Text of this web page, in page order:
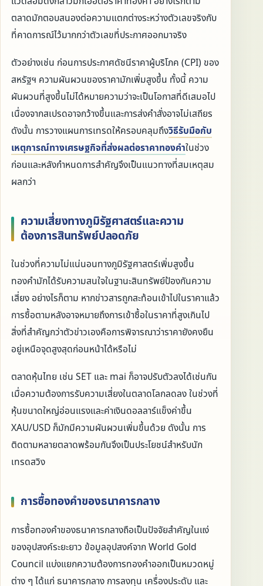
ตลาดมักตอบสนองต่อความแตกต่างระหว่างตัวเลขจริงกับ
ที่คาดการณ์ไว้มากกว่าตัวเลขที่ประกาศออกมาจริง
ตัวอย่างเช่น ก่อนการประกาศดัชนีราคาผู้บริโภค (CPI) ของ
สหรัฐฯ ความผันผวนของราคามักเพิ่มสูงขึ้น ทั้งนี้ ความ
ผันผวนที่สูงขึ้นไม่ได้หมายความว่าจะเป็นโอกาสที่ดีเสมอไป
เนื่องจากสเปรดอาจกว้างขึ้นและการส่งคำสั่งอาจไม่เสถียร
ดังนั้น การวางแผนการเทรดให้ครอบคลุมถึงวิธีรับมือกับ
เหตุการณ์ทางเศรษฐกิจที่ส่งผลต่อราคาทองคำในช่วง
ก่อนและหลังกำหนดการสำคัญจึงเป็นแนวทางที่สมเหตุสม
ผลกว่า
ความเสี่ยงทางภูมิรัฐศาสตร์และความ
ต้องการสินทรัพย์ปลอดภัย
ในช่วงที่ความไม่แน่นอนทางภูมิรัฐศาสตร์เพิ่มสูงขึ้น
ทองคำมักได้รับความสนใจในฐานะสินทรัพย์ป้องกันความ
เสี่ยง อย่างไรก็ตาม หากข่าวสารถูกสะท้อนเข้าไปในราคาแล้ว
การซื้อตามหลังอาจหมายถึงการเข้าซื้อในราคาที่สูงเกินไป
สิ่งที่สำคัญกว่าตัวข่าวเองคือการพิจารณาว่าราคายังคงยืน
อยู่เหนือจุดสูงสุดก่อนหน้าได้หรือไม่
ตลาดหุ้นไทย เช่น SET และ mai ก็อาจปรับตัวลงได้เช่นกัน
เมื่อความต้องการรับความเสี่ยงในตลาดโลกลดลง ในช่วงที่
หุ้นขนาดใหญ่อ่อนแรงและค่าเงินดอลลาร์แข็งค่าขึ้น
XAU/USD ก็มักมีความผันผวนเพิ่มขึ้นด้วย ดังนั้น การ
ติดตามหลายตลาดพร้อมกันจึงเป็นประโยชน์สำหรับนัก
เทรดสวิง
การซื้อทองคำของธนาคารกลาง
การซื้อทองคำของธนาคารกลางถือเป็นปัจจัยสำคัญในแง่
ของอุปสงค์ระยะยาว ข้อมูลอุปสงค์จาก World Gold
Council แบ่งแยกความต้องการทองคำออกเป็นหมวดหมู่
ต่าง ๆ ได้แก่ ธนาคารกลาง การลงทุน เครื่องประดับ และ